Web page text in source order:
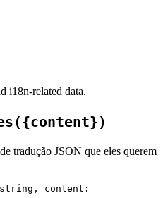
i18n-related data.
tradução JSON que eles querem
content: